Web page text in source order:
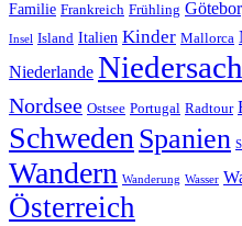
Familie Frankreich Frühling
Insel Island Italien Kinder Mallorca
Niederlande
Nordsee Ostsee Portugal Radtour
SchwedenSpanien
Wandern Wanderung Wasser
Österreich